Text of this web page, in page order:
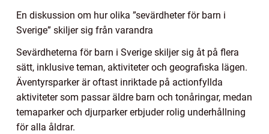
En diskussion om hur olika ”sevärdheter för barn i
Sverige” skiljer sig från varandra
Sevärdheterna för barn i Sverige skiljer sig åt på flera
sätt, inklusive teman, aktiviteter och geografiska lägen.
Äventyrsparker är oftast inriktade på actionfyllda
aktiviteter som passar äldre barn och tonåringar, medan
temaparker och djurparker erbjuder rolig underhållning
för alla åldrar.